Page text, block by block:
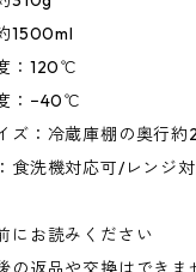
1500ml
：120℃
：−40℃
ズ：冷蔵庫棚の奥行約
食洗機対応可/レンジ
にお読みください